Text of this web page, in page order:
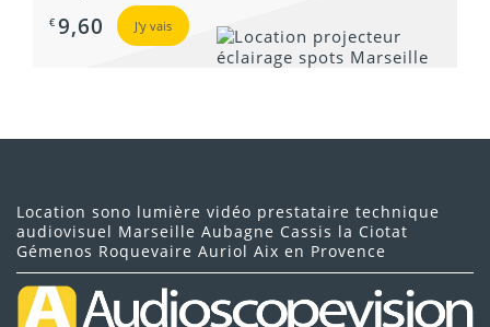
€ 9,60 J'y vais
Location sono lumière vidéo prestataire technique
audiovisuel Marseille Aubagne Cassis la Ciotat
Gémenos Roquevaire Auriol Aix en Provence